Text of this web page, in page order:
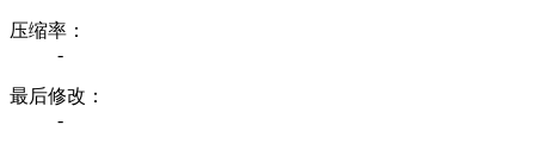
压缩率：
-
最后修改：
-